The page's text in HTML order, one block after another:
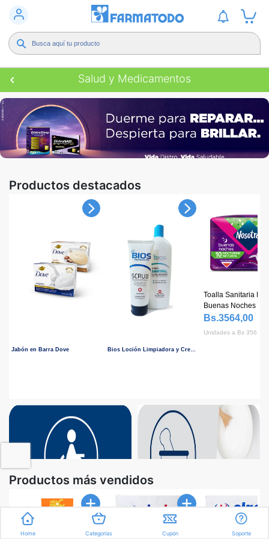
Salud y Medicamentos
Productos destacados
Jabón en Barra Dove Bios Loción Limpiadora y Crema Facial
Toalla Sanitaria
Buenas Noches
10 Unidades
Bs.3564,00
Unidades a Bs 356.40
Productos más vendidos
Home Categorías Cupón Soporte